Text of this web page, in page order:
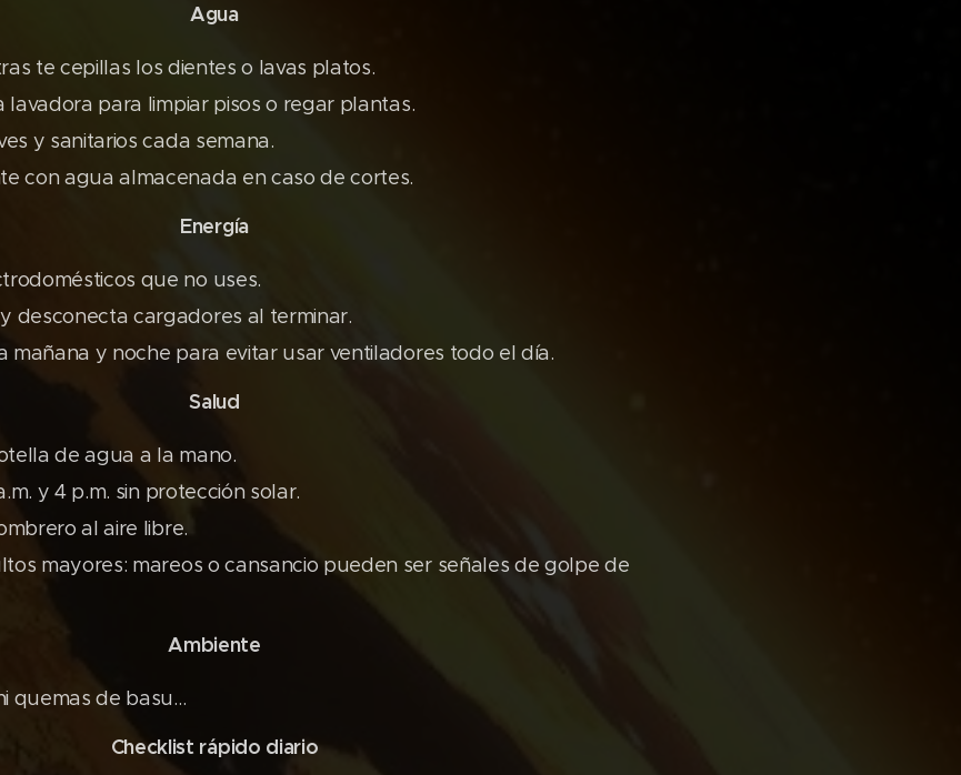
Agua
te cepillas los dientes o lavas platos.
lavadora para limpiar pisos o regar plantas.
y sanitarios cada semana.
con agua almacenada en caso de cortes.
Energía
que no uses.
desconecta cargadores al terminar.
mañana y noche para evitar usar ventiladores todo el día.
Salud
de agua a la mano.
y 4 p.m. sin protección solar.
al aire libre.
mayores: mareos o cansancio pueden ser señales de golpe de
Ambiente
quemas de basu…
Checklist rápido diario